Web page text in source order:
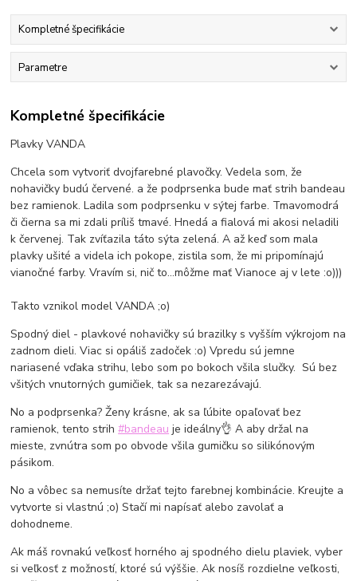
Kompletné špecifikácie
Parametre
Kompletné špecifikácie
Plavky VANDA
Chcela som vytvoriť dvojfarebné plavočky. Vedela som, že
nohavičky budú červené. a že podprsenka bude mať strih bandeau
bez ramienok. Ladila som podprsenku v sýtej farbe. Tmavomodrá
či čierna sa mi zdali príliš tmavé. Hnedá a fialová mi akosi neladili
k červenej. Tak zvíťazila táto sýta zelená. A až keď som mala
plavky ušité a videla ich pokope, zistila som, že mi pripomínajú
vianočné farby. Vravím si, nič to...môžme mať Vianoce aj v lete :o)))
Takto vznikol model VANDA ;o)
Spodný diel - plavkové nohavičky sú brazilky s vyšším výkrojom na
zadnom dieli. Viac si opáliš zadoček :o) Vpredu sú jemne
nariasené vďaka strihu, lebo som po bokoch všila slučky. Sú bez
všitých vnutorných gumičiek, tak sa nezarezávajú.
No a podprsenka? Ženy krásne, ak sa ľúbite opaľovať bez
ramienok, tento strih#bandeau je ideálny👌 A aby držal na
mieste, zvnútra som po obvode všila gumičku so silikónovým
pásikom.
No a vôbec sa nemusíte držať tejto farebnej kombinácie. Kreujte a
vytvorte si vlastnú ;o) Stačí mi napísať alebo zavolať a
dohodneme.
Ak máš rovnakú veľkosť horného aj spodného dielu plaviek, vyber
si veľkosť z možností, ktoré sú výššie. Ak nosíš rozdielne veľkosti,